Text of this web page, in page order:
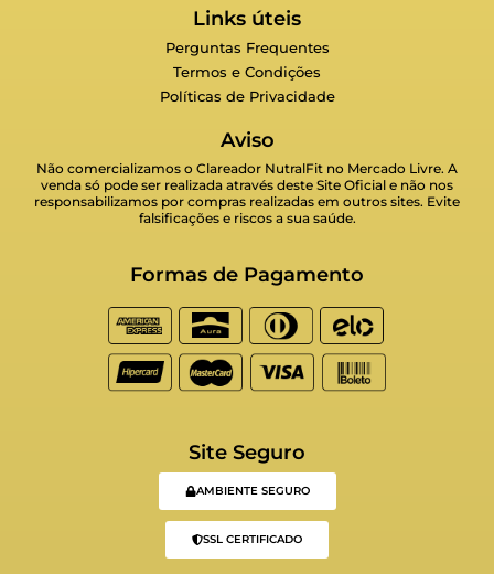
Links úteis
Perguntas Frequentes
Termos e Condições
Políticas de Privacidade
Aviso
Não comercializamos o Clareador NutralFit no Mercado Livre. A
venda só pode ser realizada através deste Site Oficial e não nos
responsabilizamos por compras realizadas em outros sites. Evite
falsificações e riscos a sua saúde.
Formas de Pagamento
Site Seguro
AMBIENTE SEGURO
SSL CERTIFICADO